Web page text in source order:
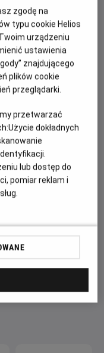
czwórka
które kiedyś
Ocalone przed
Ziemię, zostają
gwiezdne
dom i osiedlić
zgodę na
typu cookie Helios
urządzeniu
ustawienia
znajdującego
plików cookie
przeglądarki.
przetwarzać
Użycie dokładnych
lub dostęp do
pomiar reklam i